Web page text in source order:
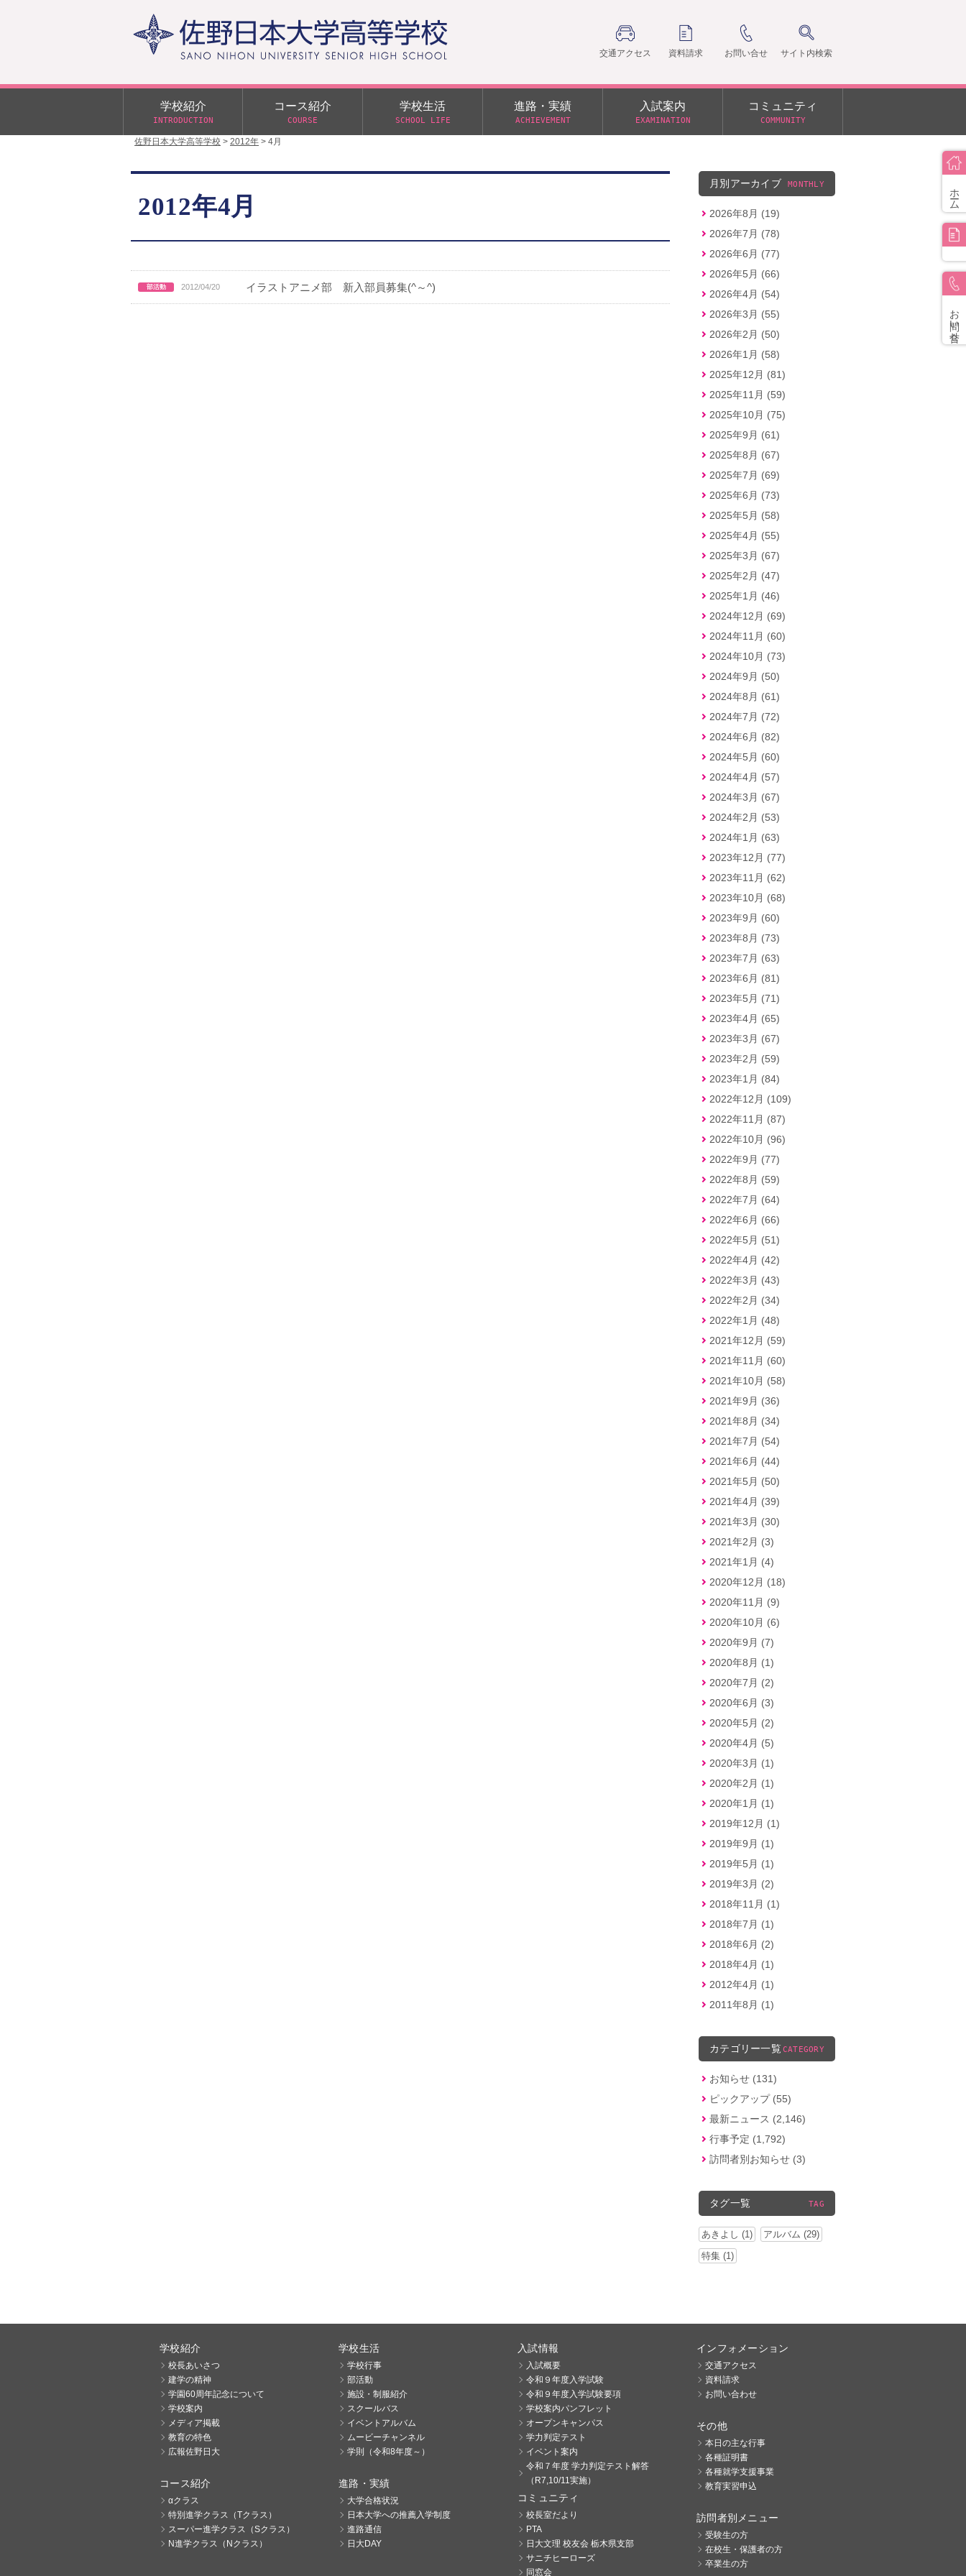
ホーム
お問い合せ
交通アクセス 資料請求 お問い合せ サイト内検索
佐野日本大学高等学校 > 2012年 > 4月
学校紹介
INTRODUCTION
学校案内
広報佐野日大
コース紹介
COURSE
αクラス 特別進学クラス（Tクラス）
ス）
N進学クラス（Nクラス）
学校生活
SCHOOL LIFE
スクールバス
学則（令和8年度～）
進路・実績
ACHIEVEMENT
日大DAY
入試案内
EXAMINATION
学校案内パンフレット
令和７年度 学力判定テスト
コミュニティ
COMMUNITY
サニチヒーローズ
2012年4月
2012/04/20 イラストアニメ部 新入部員募集(^～^)
月別アーカイブ MONTHLY
2026年8月 (19)
2026年7月 (78)
2026年6月 (77)
2026年5月 (66)
2026年4月 (54)
2026年3月 (55)
2026年2月 (50)
2026年1月 (58)
2025年12月 (81)
2025年11月 (59)
2025年10月 (75)
2025年9月 (61)
2025年8月 (67)
2025年7月 (69)
2025年6月 (73)
2025年5月 (58)
2025年4月 (55)
2025年3月 (67)
2025年2月 (47)
2025年1月 (46)
2024年12月 (69)
2024年11月 (60)
2024年10月 (73)
2024年9月 (50)
2024年8月 (61)
2024年7月 (72)
2024年6月 (82)
2024年5月 (60)
2024年4月 (57)
2024年3月 (67)
2024年2月 (53)
2024年1月 (63)
2023年12月 (77)
2023年11月 (62)
2023年10月 (68)
2023年9月 (60)
2023年8月 (73)
2023年7月 (63)
2023年6月 (81)
2023年5月 (71)
2023年4月 (65)
2023年3月 (67)
2023年2月 (59)
2023年1月 (84)
2022年12月 (109)
2022年11月 (87)
2022年10月 (96)
2022年9月 (77)
2022年8月 (59)
2022年7月 (64)
2022年6月 (66)
2022年5月 (51)
2022年4月 (42)
2022年3月 (43)
2022年2月 (34)
2022年1月 (48)
2021年12月 (59)
2021年11月 (60)
2021年10月 (58)
2021年9月 (36)
2021年8月 (34)
2021年7月 (54)
2021年6月 (44)
2021年5月 (50)
2021年4月 (39)
2021年3月 (30)
2021年2月 (3)
2021年1月 (4)
2020年12月 (18)
2020年11月 (9)
2020年10月 (6)
2020年9月 (7)
2020年8月 (1)
2020年7月 (2)
2020年6月 (3)
2020年5月 (2)
2020年4月 (5)
2020年3月 (1)
2020年2月 (1)
2020年1月 (1)
2019年12月 (1)
2019年9月 (1)
2019年5月 (1)
2019年3月 (2)
2018年11月 (1)
2018年7月 (1)
2018年6月 (2)
2018年4月 (1)
2012年4月 (1)
2011年8月 (1)
カテゴリー一覧 CATEGORY
お知らせ (131)
ピックアップ (55)
最新ニュース (2,146)
行事予定 (1,792)
訪問者別お知らせ (3)
タグ一覧 TAG
あきよし (1)
アルバム (29)
特集 (1)
学校紹介
校長あいさつ
建学の精神
学園60周年記念について
学校案内
メディア掲載
教育の特色
広報佐野日大
コース紹介
αクラス
特別進学クラス（Tクラス）
スーパー進学クラス（Sクラス）
N進学クラス（Nクラス）
学校生活
学校行事
部活動
施設・制服紹介
スクールバス
イベントアルバム
ムービーチャンネル
学則（令和8年度～）
進路・実績
大学合格状況
日本大学への推薦入学制度
進路通信
日大DAY
入試情報
入試概要
令和９年度入学試験
令和９年度入学試験要項
学校案内パンフレット
オープンキャンパス
学力判定テスト
イベント案内
令和７年度 学力判定テスト解答
（R7,10/11実施）
コミュニティ
校長室だより
PTA
日大文理 校友会 栃木県支部
サニチヒーローズ
同窓会
インフォメーション
交通アクセス
資料請求
お問い合わせ
その他
本日の主な行事
各種証明書
各種就学支援事業
教育実習申込
訪問者別メニュー
受験生の方
在校生・保護者の方
卒業生の方